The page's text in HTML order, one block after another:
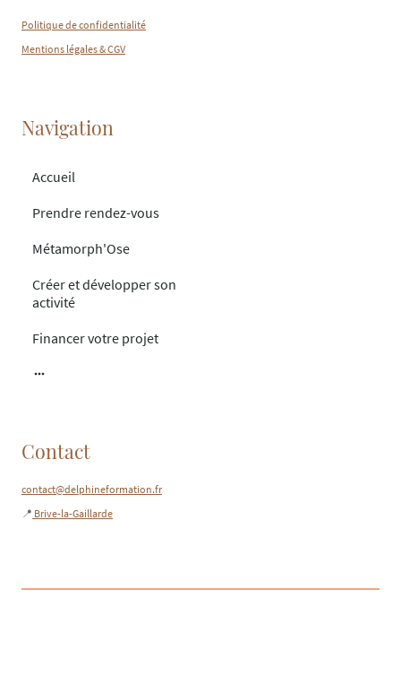
Politique de confidentialité
Mentions légales & CGV
Navigation
Accueil
Prendre rendez-vous
Métamorph'Ose
Créer et développer son
activité
Financer votre projet
Contact
contact@delphineformation.fr
📍 Brive-la-Gaillarde